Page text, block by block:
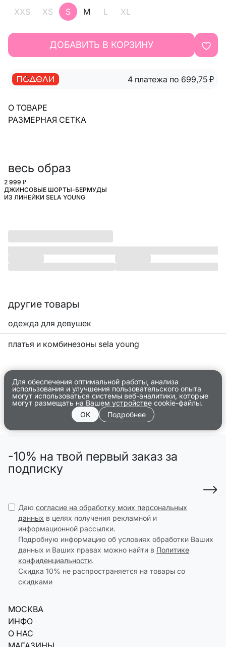
XXS XS S M L XL
ДОБАВИТЬ В КОРЗИНУ
4 платежа по 699,75 ₽
О ТОВАРЕ
РАЗМЕРНАЯ СЕТКА
весь образ
2 999 ₽
ДЖИНСОВЫЕ ШОРТЫ-БЕРМУДЫ
ИЗ ЛИНЕЙКИ SELA YOUNG
другие товары
одежда для девушек
платья и комбинезоны sela young
Для обеспечения оптимальной работы, анализа
использования и улучшения пользовательского опыта
могут использоваться системы веб-аналитики, которые
могут размещать на Вашем устройстве cookie-файлы.
OK
Подробнее
-10% на твой первый заказ за
подписку
Даю согласие на обработку моих персональных
данных в целях получения рекламной и
информационной рассылки.
Подробную информацию об условиях обработки Ваших
данных и Ваших правах можно найти в Политике
конфиденциальности.
Скидка 10% не распространяется на товары со
скидками
МОСКВА
ИНФО
О НАС